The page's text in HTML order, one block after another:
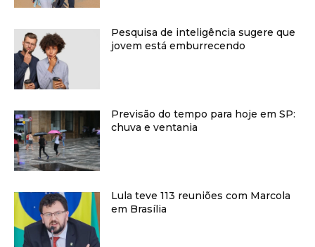
Pesquisa de inteligência sugere que
jovem está emburrecendo
Previsão do tempo para hoje em SP:
chuva e ventania
Lula teve 113 reuniões com Marcola
em Brasília